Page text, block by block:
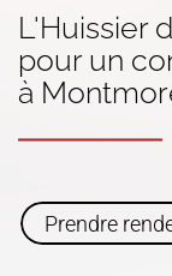
L'Huissier
pour un
à
Prendre